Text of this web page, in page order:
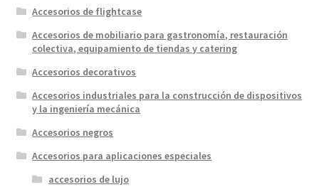
Accesorios de flightcase
Accesorios de mobiliario para gastronomía, restauración
colectiva, equipamiento de tiendas y catering
Accesorios decorativos
Accesorios industriales para la construcción de dispositivos
y la ingeniería mecánica
Accesorios negros
Accesorios para aplicaciones especiales
accesorios de lujo